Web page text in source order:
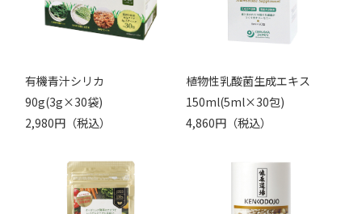
有機青汁シリカ
90g(3g×30袋)
2,980円（税込）
植物性乳酸菌生成エキス
150ml(5ml×30包)
4,860円（税込）